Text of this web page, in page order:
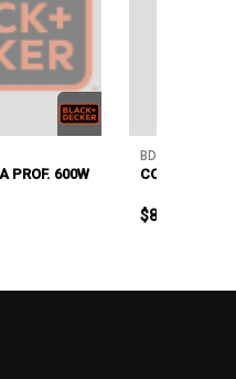
PROF. 600W
BD-TC1200-B3
CORTADORA
$88,65